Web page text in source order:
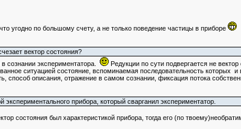
угодно по большому счету, а не только поведение частицы в приборе
вектор состояния?
сознании экспериментатора.
Редукции по сути подвергается не
ситуацией состояние, вспоминаемая последовательность которых
способ описания, отражение в самом сознании, фиксация потока
экспериментального прибора, который сварганил экспериментатор.
состояния был характеристикой прибора, тогда его (по